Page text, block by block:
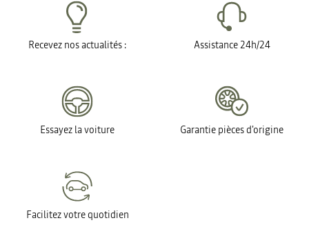
Recevez nos actualités : Assistance 24h/24
Essayez la voiture Garantie pièces d'origine
Facilitez votre quotidien